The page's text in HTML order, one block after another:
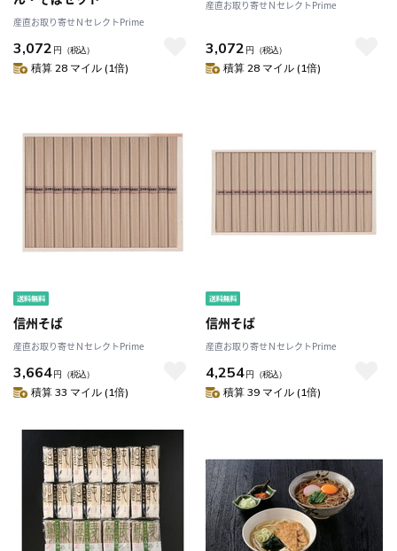
産直お取り寄せＮセレクトPrime
3,072 円 （税込）
積算 28 マイル (1倍)
産直お取り寄せＮセレクトPrime
3,072 円 （税込）
積算 28 マイル (1倍)
信州そば
産直お取り寄せＮセレクトPrime
3,664円 （税込）
積算 33 マイル (1倍)
信州そば
産直お取り寄せＮセレクトPrime
4,254円 （税込）
積算 39 マイル (1倍)